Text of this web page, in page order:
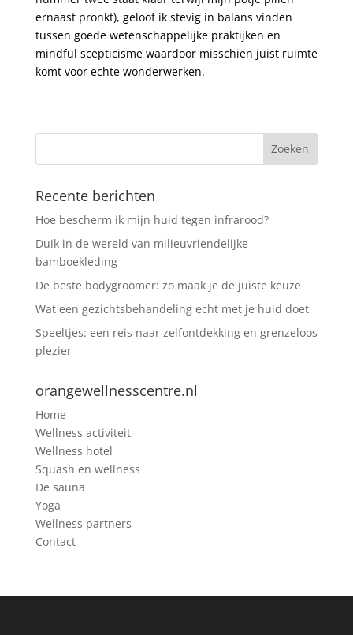
ernaast pronkt), geloof ik stevig in balans vinden
tussen goede wetenschappelijke praktijken en
mindful scepticisme waardoor misschien juist ruimte
komt voor echte wonderwerken.
Recente berichten
Hoe bescherm ik mijn huid tegen infrarood?
Duik in de wereld van milieuvriendelijke
bamboekleding
De beste bodygroomer: zo maak je de juiste keuze
Wat een gezichtsbehandeling echt met je huid doet
Speeltjes: een reis naar zelfontdekking en grenzeloos
plezier
orangewellnesscentre.nl
Home
Wellness activiteit
Wellness hotel
Squash en wellness
De sauna
Yoga
Wellness partners
Contact